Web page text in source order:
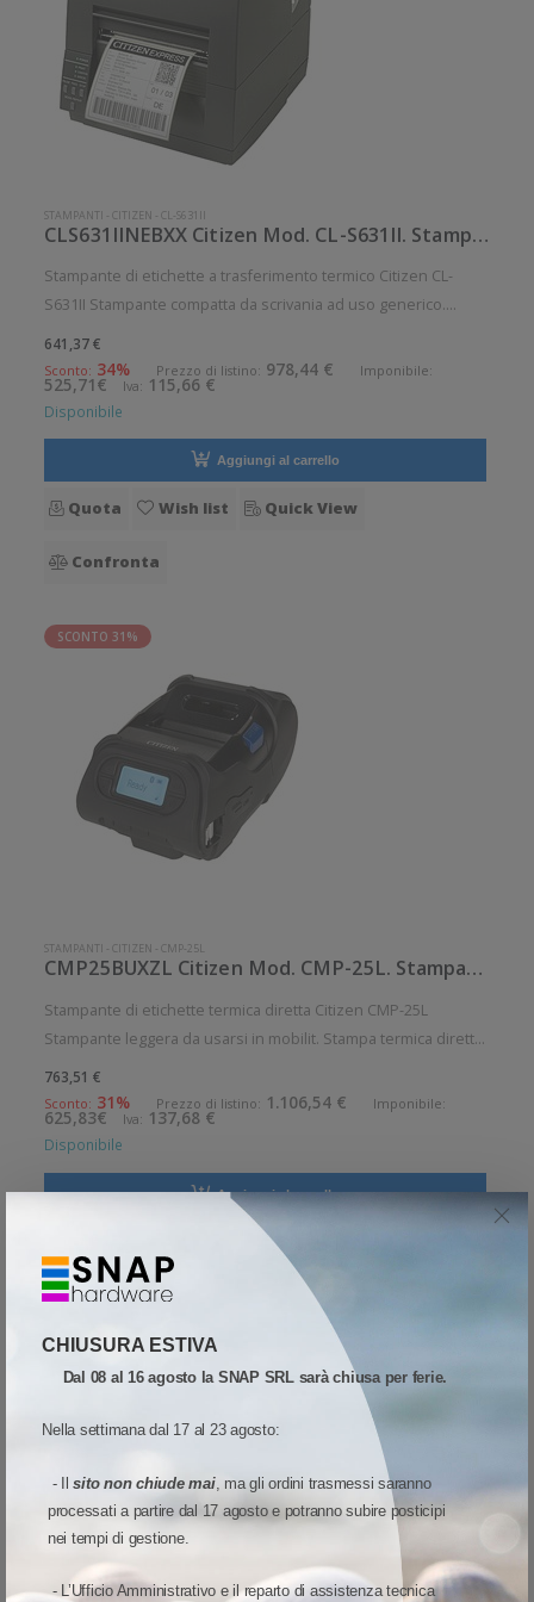
CHIUSURA ESTIVA
Dal 08 al 16 agosto la SNAP SRL sarà chiusa per ferie.
Nella settimana dal 17 al 23 agosto:
- Ilsito non chiude mai, ma gli ordini trasmessi saranno
processati a partire dal 17 agosto e potranno subire posticipi
nei tempi di gestione.
- L’Ufficio Amministrativo e il reparto di assistenza tecnica
STAMPANTI -CITIZEN -CL-S631II
CLS631IINEBXX Citizen Mod. CL-S631II. Stampante di etichette.
Stampante di etichette a trasferimento termico Citizen CL-
S631II Stampante compatta da scrivania ad uso generico.
mm/sec Risoluzione di stampa: 12 dot/mm Supporto di
stampa: Cartellini, Eti
641,37 €
Sconto: 34% Prezzo di listino: 978,44 € Imponibile:
525,71€ Iva: 115,66 €
Disponibile
Aggiungi al carrello
Quota Wish list Quick View
Confronta
SCONTO 31%
STAMPANTI -CITIZEN -CMP-25L
CMP25BUXZL Citizen Mod. CMP-25L. Stampante di etichette.
Stampante di etichette termica diretta Citizen CMP-25L
Stampante leggera da usarsi in mobilit. Stampa termica diretta.
Collegamento wireless senza fili. Velocit di stampa: 127
mm/sec Risoluzione di stampa: 8 dot/mm Wireless: Presente
Supporto
763,51 €
Sconto: 31% Prezzo di listino: 1.106,54 € Imponibile:
625,83€ Iva: 137,68 €
Disponibile
Aggiungi al carrello
Quick View
Confronta
SCONTO 31%